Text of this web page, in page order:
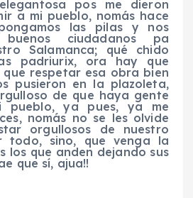
pos me dieron
a mi pueblo, nomás hace
las pilas y nos
ciudadanos pa
Salamanca; qué chido
padriurix, ora hay que
respetar esa obra bien
pusieron en la plazoleta,
de que haya gente
pueblo, ya pues, ya me
nomás no se les olvide
orgullosos de nuestro
todo, sino, que venga la
los que anden dejando sus
que sí, ajua!!